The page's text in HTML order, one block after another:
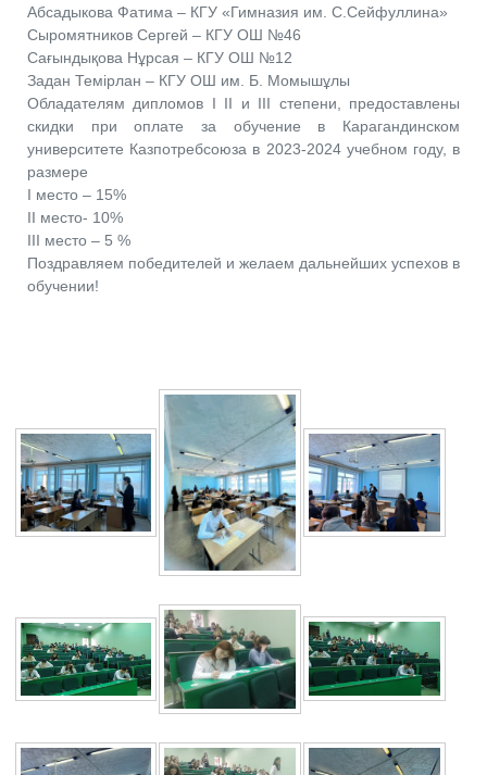
Абсадыкова Фатима – КГУ «Гимназия им. С.Сейфуллина»
Сыромятников Сергей – КГУ ОШ №46
Сағындықова Нұрсая – КГУ ОШ №12
Задан Темірлан – КГУ ОШ им. Б. Момышұлы
Обладателям дипломов I II и III степени, предоставлены
скидки при оплате за обучение в Карагандинском
университете Казпотребсоюза в 2023-2024 учебном году, в
размере
I место – 15%
II место- 10%
III место – 5 %
Поздравляем победителей и желаем дальнейших успехов в
обучении!